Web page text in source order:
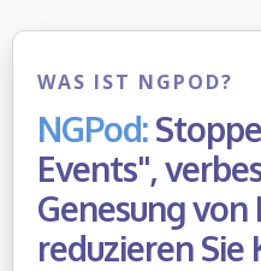
WAS IST NGPOD?
NGPod:
Events",
Genesung
reduzieren Sie